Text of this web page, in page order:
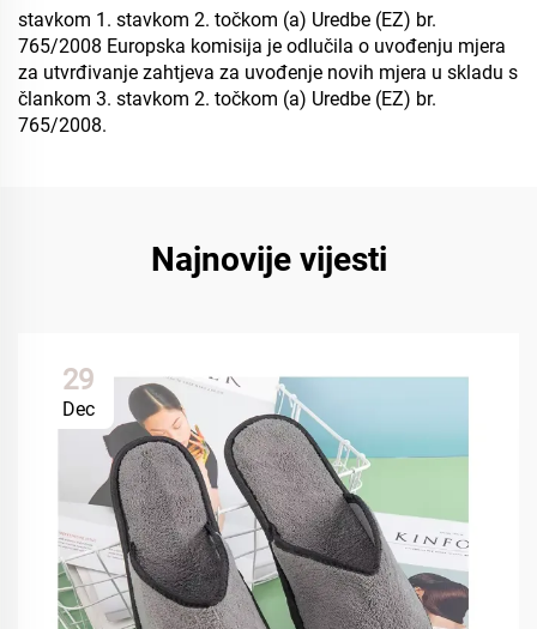
stavkom 1. stavkom 2. točkom (a) Uredbe (EZ) br.
765/2008 Europska komisija je odlučila o uvođenju mjera
za utvrđivanje zahtjeva za uvođenje novih mjera u skladu s
člankom 3. stavkom 2. točkom (a) Uredbe (EZ) br.
765/2008.
Najnovije vijesti
29
Dec